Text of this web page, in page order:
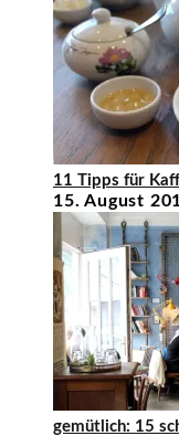
11 Tipps für
15. August
gemütlich: 15